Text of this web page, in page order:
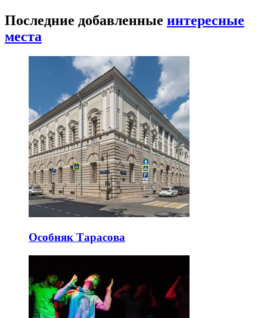
Последние добавленные интересные
места
Особняк Тарасова